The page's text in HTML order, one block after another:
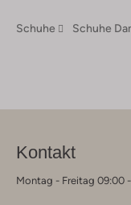
Schuhe Schuhe
Kontakt
Montag - Freitag 09:00